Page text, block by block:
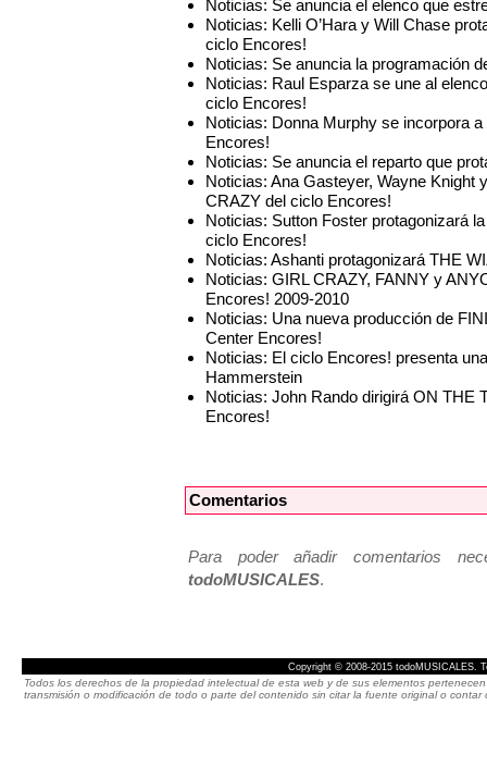
Noticias: Se anuncia el elenco que
Noticias: Kelli O’Hara y Will Chase
ciclo Encores!
Noticias: Se anuncia la programación
Noticias: Raul Esparza se une al
ciclo Encores!
Noticias: Donna Murphy se incorpora
Encores!
Noticias: Se anuncia el reparto que
Noticias: Ana Gasteyer, Wayne Knight
CRAZY del ciclo Encores!
Noticias: Sutton Foster protagonizará
ciclo Encores!
Noticias: Ashanti protagonizará THE
Noticias: GIRL CRAZY, FANNY y
Encores! 2009-2010
Noticias: Una nueva producción de
Center Encores!
Noticias: El ciclo Encores! presenta
Hammerstein
Noticias: John Rando dirigirá ON THE
Encores!
Comentarios
Para poder añadir comentarios
todoMUSICALES.
Copyright © 2008-2015 todoMUSICALES.
Todos los derechos de la propiedad intelectual de esta web y de sus elementos
transmisión o modificación de todo o parte del contenido sin citar la fuente original o